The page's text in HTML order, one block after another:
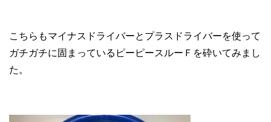
こちらもマイナスドライバーとプラスドライバーを使って
ガチガチに固まっているピーピースルーＦを砕いてみまし
た。